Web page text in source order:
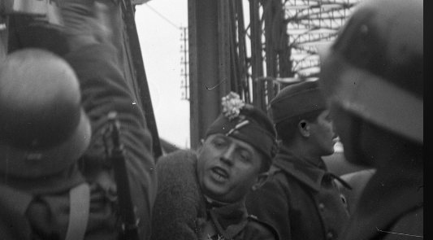
1938 · Budapest XII. · Városmajor
kistemplom.
1938 · Budapest I. · Horváth-kert
háttérben az Attila úton a Verbőczy István (később Petőfi Sándor) Gimnázium.